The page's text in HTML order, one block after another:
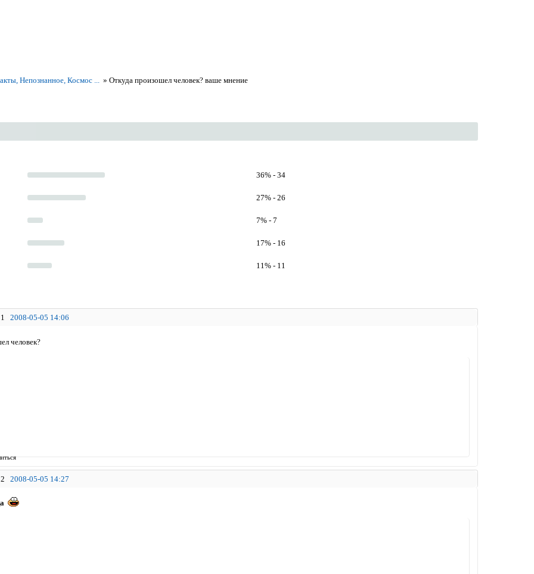
Непознанное, Космос ... »Откуда произошел человек? ваше мнение
36% - 34
27% - 26
7% - 7
17% - 16
11% - 11
1 2008-05-05 14:06
человек?
2 2008-05-05 14:27